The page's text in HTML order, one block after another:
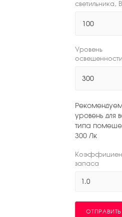
светильника,
Уровень
уровень для
типа
300 Лк
запаса
1.0